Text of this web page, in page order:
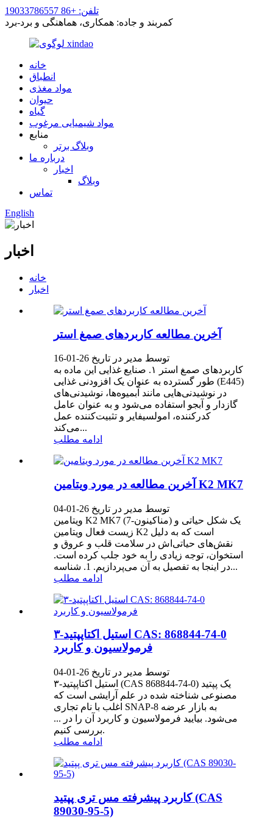
تلفن: +86 19033786557
کمربند و جاده: همکاری، هماهنگی و برد-برد
خانه
انطباق
مواد مغذی
حیوان
گیاه
مواد شیمیایی مرغوب
منابع
وبلاگ برتر
درباره ما
اخبار
وبلاگ
تماس
English
اخبار
خانه
اخبار
آخرین مطالعه کاربردهای صمغ استر
توسط مدیر در تاریخ 26-01-16
کاربردهای صمغ استر ۱. صنایع غذایی این ماده به
طور گسترده به عنوان یک افزودنی غذایی (E445)
در نوشیدنی‌هایی مانند آبمیوه‌ها، نوشیدنی‌های
گازدار و آبجو استفاده می‌شود و به عنوان عامل
کدرکننده، امولسیفایر و تثبیت‌کننده عمل
می‌کند...
ادامه مطلب
آخرین مطالعه در مورد ویتامین K2 MK7
توسط مدیر در تاریخ 26-01-04
ویتامین K2 MK7 (مناکینون-7) یک شکل حیاتی و
زیست فعال ویتامین K2 است که به دلیل
نقش‌های حیاتی‌اش در سلامت قلب و عروق و
استخوان، توجه زیادی را به خود جلب کرده است.
در اینجا به تفصیل به آن می‌پردازیم. 1. شناسه...
ادامه مطلب
استیل اکتاپپتید-۳ CAS: 868844-74-0
فرمولاسیون و کاربرد
توسط مدیر در تاریخ 26-01-04
استیل اکتاپپتید-۳ (CAS 868844-74-0) یک پپتید
مصنوعی شناخته شده در علم آرایشی است که
اغلب با نام تجاری SNAP-8 به بازار عرضه
می‌شود. بیایید فرمولاسیون و کاربرد آن را در ...
بررسی کنیم.
ادامه مطلب
کاربرد پیشرفته مس تری پپتید (CAS
89030-95-5)